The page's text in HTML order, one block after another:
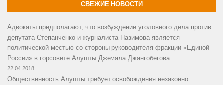
СВЕЖИЕ НОВОСТИ
Адвокаты предполагают, что возбуждение уголовного дела против
депутата Степанченко и журналиста Назимова является
политической местью со стороны руководителя фракции «Единой
России» в горсовете Алушты Джемала Джангобегова
22.04.2018
Общественность Алушты требует освобождения незаконно